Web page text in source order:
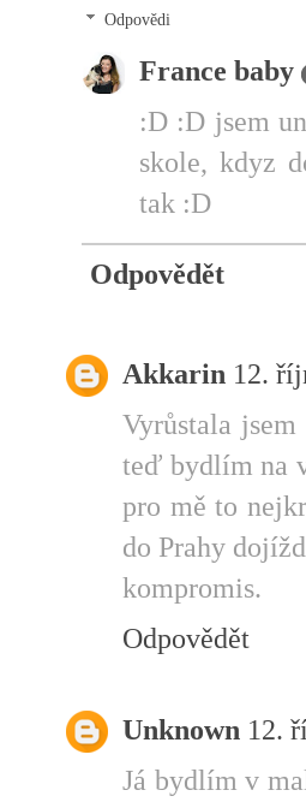
Odpovědi
France baby
:D :D jsem
skole, kdyz
tak :D
Odpovědět
Akkarin 12.
Vyrůstala
teď bydlím na
pro mě to
do Prahy
kompromis.
Odpovědět
Unknown 12.
Já bydlím v